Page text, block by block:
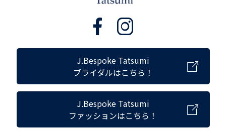
J.Bespoke Tatsumi
ブライダルはこちら！
J.Bespoke Tatsumi
ファッションはこちら！